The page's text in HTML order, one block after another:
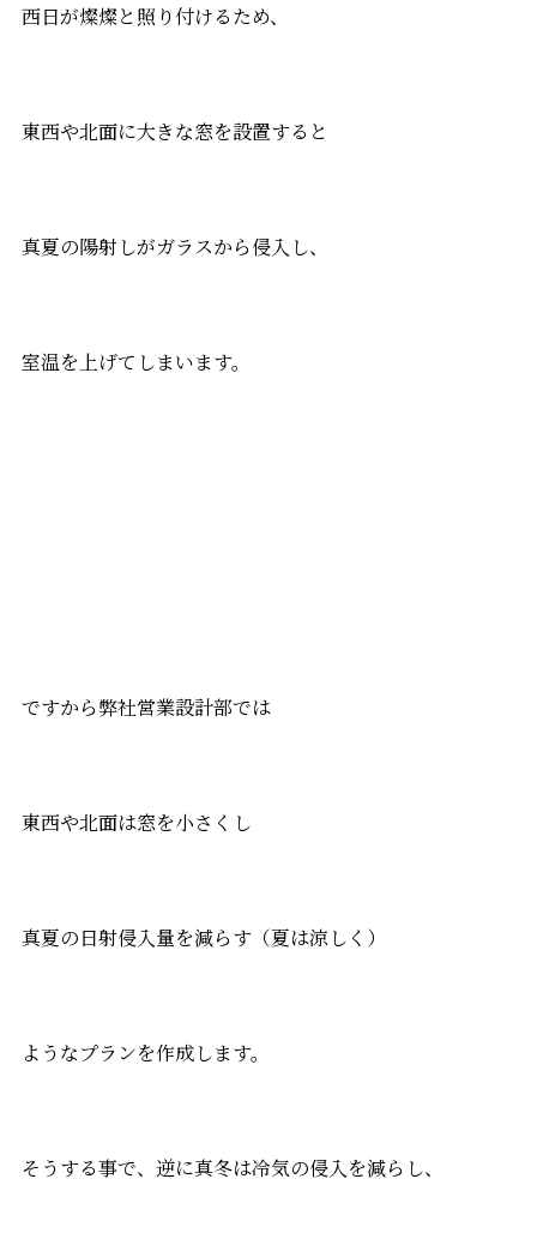
西日が燦燦と照り付けるため、
東西や北面に大きな窓を設置すると
真夏の陽射しがガラスから侵入し、
室温を上げてしまいます。
ですから弊社営業設計部では
東西や北面は窓を小さくし
真夏の日射侵入量を減らす（夏は涼しく）
ようなプランを作成します。
そうする事で、逆に真冬は冷気の侵入を減らし、